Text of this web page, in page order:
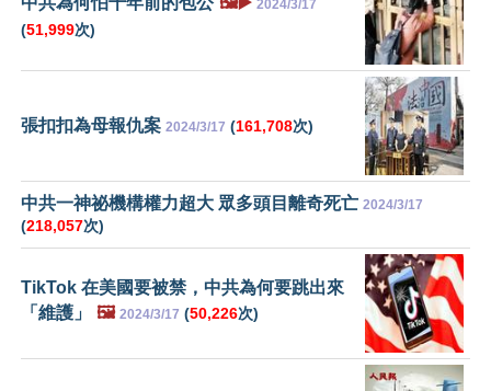
2024/3/17
(51,999次)
張扣扣為母報仇案 2024/3/17 (161,708次)
中共一神祕機構權力超大 眾多頭目離奇死亡 2024/3/17
(218,057次)
TikTok 在美國要被禁，中共為何要跳出來
「維護」
🖼️ 2024/3/17 (50,226次)